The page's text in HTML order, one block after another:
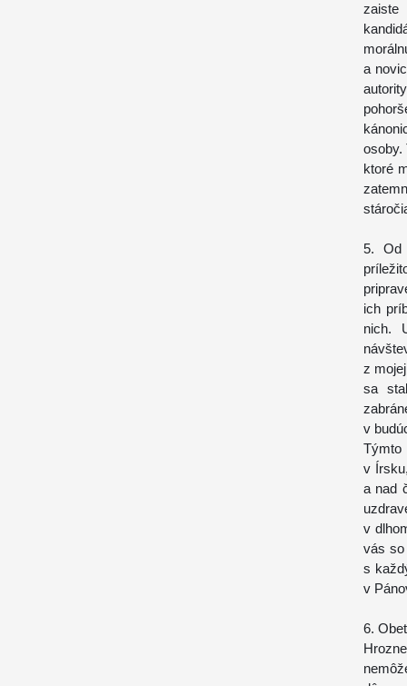
zaiste
a
osoby.
ktoré
5. Od
ich
nich.
z
sa
v
v
a nad
v
vás so
s
v
6.